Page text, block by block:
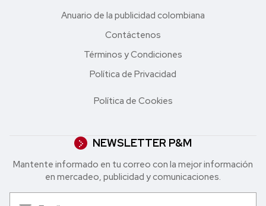
Anuario de la publicidad colombiana
Contáctenos
Términos y Condiciones
Política de Privacidad
Política de Cookies
NEWSLETTER P&M
Mantente informado en tu correo con la mejor in formación
en mercadeo, publicidad y comunicaciones.